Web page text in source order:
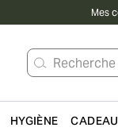
Mes
Recherche
HYGIÈNE